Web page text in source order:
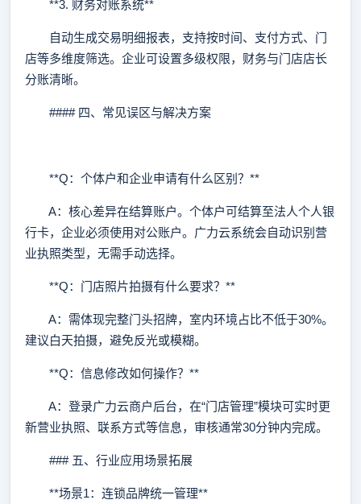
**3. 财务对账系统**
自动生成交易明细报表，支持按时间、支付方式、门
店等多维度筛选。企业可设置多级权限，财务与门店店长
分账清晰。
#### 四、常见误区与解决方案
**Q：个体户和企业申请有什么区别？**
A：核心差异在结算账户。个体户可结算至法人个人银
行卡，企业必须使用对公账户。广力云系统会自动识别营
业执照类型，无需手动选择。
**Q：门店照片拍摄有什么要求？**
A：需体现完整门头招牌，室内环境占比不低于30%。
建议白天拍摄，避免反光或模糊。
**Q：信息修改如何操作？**
A：登录广力云商户后台，在“门店管理”模块可实时更
新营业执照、联系方式等信息，审核通常30分钟内完成。
### 五、行业应用场景拓展
**场景1：连锁品牌统一管理**